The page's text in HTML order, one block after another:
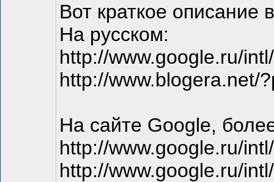
Вот краткое описание
На русском:
http://www.google.ru/
http://www.blogera.net/
На сайте Google,
http://www.google.ru/
http://www.google.ru/